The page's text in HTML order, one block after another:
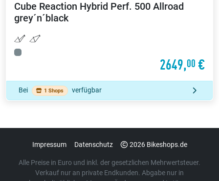
Cube Reaction Hybrid Perf. 500 Allroad
grey´n´black
2649,00 €
Bei 1 Shops verfügbar
Impressum Datenschutz 2026 Bikeshops.de
Alle Preise in Euro und inkl. der gesetzlichen Mehrwertsteuer.
Verkauf nur an private Endkunden. Abgabe nur in